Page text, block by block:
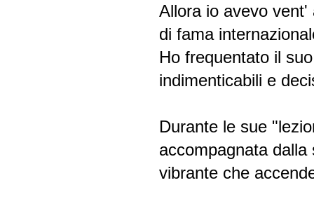
Allora io avevo
di fama
Ho frequentato il
indimenticabili e
Durante le sue
accompagnata
vibrante che